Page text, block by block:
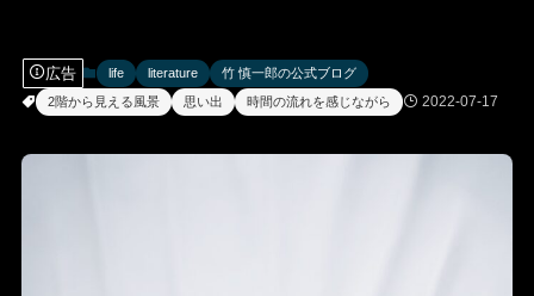
広告 life literature
竹 慎一郎の公式ブログ
2階から見える風景
思い出 時間の流れを感じながら 2022-07-17